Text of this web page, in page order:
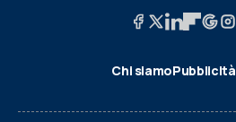
Chi siamoPubblicità